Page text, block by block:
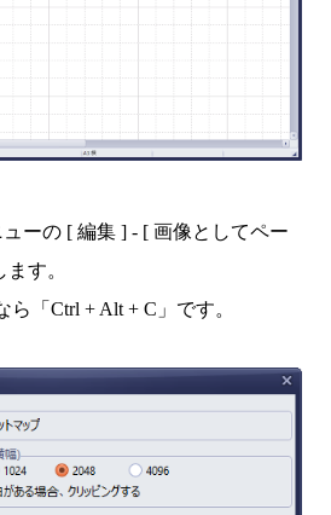
ーの [ 編集 ] - [ 画像としてペー
す。
「Ctrl + Alt + C」です。